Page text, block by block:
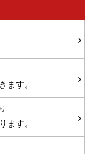
ます。
ます。